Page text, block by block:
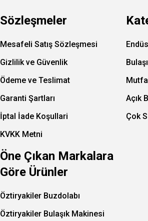
Sözleşmeler
Mesafeli Satış Sözleşmesi
Gizlilik ve Güvenlik
Ödeme ve Teslimat
Garanti Şartları
İptal İade Koşullari
KVKK Metni
Açık
Çok
Öne Çıkan Markalara
Göre Ürünler
Öztiryakiler Buzdolabı
Öztiryakiler Bulaşık Makinesi